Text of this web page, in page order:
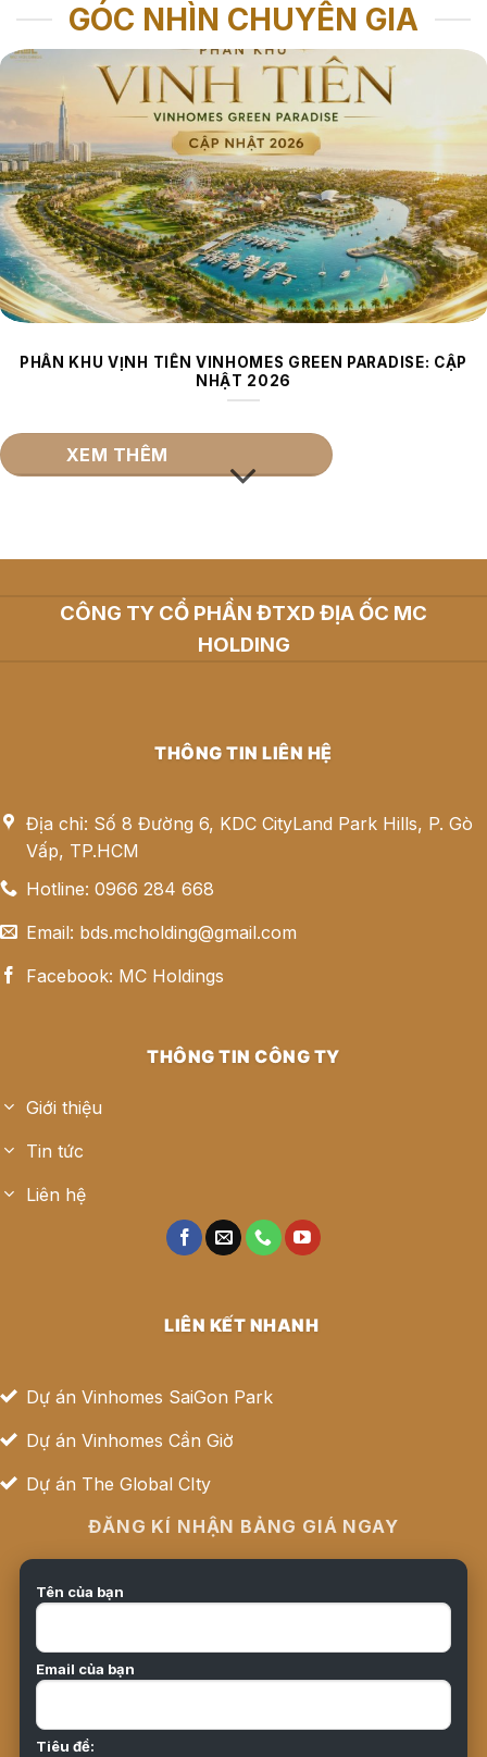
GÓC NHÌN CHUYÊN GIA
PHÂN KHU VỊNH TIÊN VINHOMES GREEN PARADISE: CẬP
NHẬT 2026
XEM THÊM
CÔNG TY CỔ PHẦN ĐTXD ĐỊA ỐC MC
HOLDING
THÔNG TIN LIÊN HỆ
Địa chỉ: Số 8 Đường 6, KDC CityLand Park Hills, P. Gò
Vấp, TP.HCM
Hotline: 0966 284 668
Email: bds.mcholding@gmail.com
Facebook: MC Holdings
THÔNG TIN CÔNG TY
Giới thiệu
Tin tức
Liên hệ
LIÊN KẾT NHANH
Dự án Vinhomes SaiGon Park
Dự án Vinhomes Cần Giờ
Dự án The Global CIty
ĐĂNG KÍ NHẬN BẢNG GIÁ NGAY
Tên của bạn
Email của bạn
Tiêu đề: